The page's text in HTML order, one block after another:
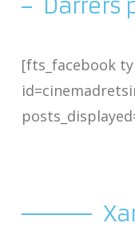
Darrers
[fts_facebook